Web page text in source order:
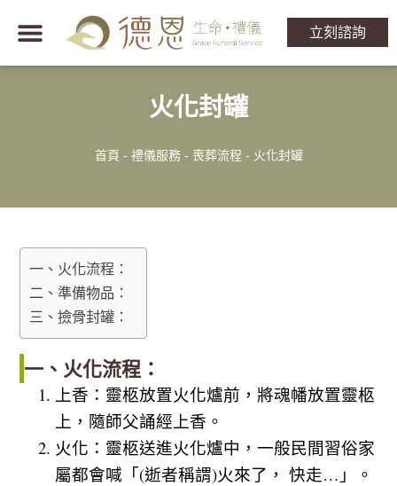
立刻諮詢
火化封罐
首頁 - 禮儀服務- 喪葬流程 - 火化封罐
一、火化流程：
二、準備物品：
三、撿骨封罐：
一、火化流程：
上香：靈柩放置火化爐前，將魂幡放置靈柩
上，隨師父誦經上香。
火化：靈柩送進火化爐中，一般民間習俗家
屬都會喊「(逝者稱謂)火來了， 快走…」。